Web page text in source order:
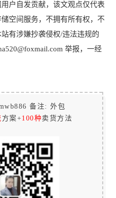
户自发贡献，该文观点仅代表
空间服务，不拥有所有权，不
有涉嫌抄袭侵权/违法违规的
举报，一经
备注: 外包
方案+100种卖货方法